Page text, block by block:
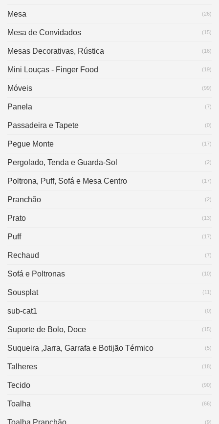
Mesa (26)
Mesa de Convidados (15)
Mesas Decorativas, Rústica (16)
Mini Louças - Finger Food (19)
Móveis (99)
Panela (7)
Passadeira e Tapete (0)
Pegue Monte (17)
Pergolado, Tenda e Guarda-Sol (2)
Poltrona, Puff, Sofá e Mesa Centro (17)
Pranchão (2)
Prato (13)
Puff (17)
Rechaud (7)
Sofá e Poltronas (10)
Sousplat (11)
sub-cat1 (0)
Suporte de Bolo, Doce (15)
Suqueira ,Jarra, Garrafa e Botijão Térmico (5)
Talheres (18)
Tecido (90)
Toalha (66)
Toalha Pranchão (9)